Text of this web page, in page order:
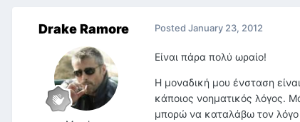
Drake Ramore Posted January 23, 2012
Είναι πάρα πολύ ωραίο!
Η μοναδική μου ένσταση
κάποιος νοηματικός λόγος.
μπορώ να καταλάβω τον λόγο